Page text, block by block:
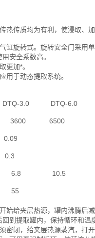
热传质均为有利，使浸取、
缸旋转式。旋转安全门采用
安全系数高。
更加*。
用于动态提取系统。
3.0 DTQ-6.0
3600 6500
6.8 10.5
55
始给夹层热源，罐内沸腾后
到提取罐内，保持循环和温
密闭，给夹层热源蒸汽，打